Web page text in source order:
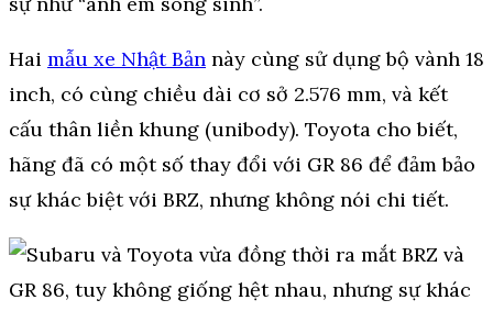
Hai mẫu xe Nhật Bản này cùng sử dụng bộ vành 18
inch, có cùng chiều dài cơ sở 2.576 mm, và kết
cấu thân liền khung (unibody). Toyota cho biết,
hãng đã có một số thay đổi với GR 86 để đảm bảo
sự khác biệt với BRZ, nhưng không nói chi tiết.